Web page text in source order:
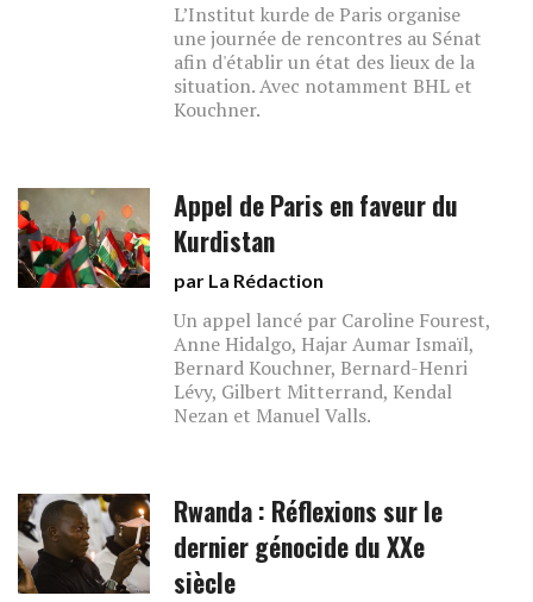
L’Institut kurde de Paris organise
une journée de rencontres au Sénat
afin d'établir un état des lieux de la
situation. Avec notamment BHL et
Kouchner.
Appel de Paris en faveur du
Kurdistan
par La Rédaction
Un appel lancé par Caroline Fourest,
Anne Hidalgo, Hajar Aumar Ismaïl,
Bernard Kouchner, Bernard-Henri
Lévy, Gilbert Mitterrand, Kendal
Nezan et Manuel Valls.
Rwanda : Réflexions sur le
dernier génocide du XXe
siècle